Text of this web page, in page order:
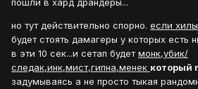
пошли в хард драндеры...
но тут действительно спорно. если хилы
будет стоять дамагеры у которых есть
в эти 10 сек...и сетап будетмонк,убик/
следак,инк,мист,гипна,менек который
задумываясь а не просто тыкая